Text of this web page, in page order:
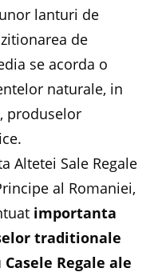
lanturi de
de
se acorda o
naturale, in
produselor
Altetei Sale Regale
al Romaniei,
importanta
traditionale
Regale ale